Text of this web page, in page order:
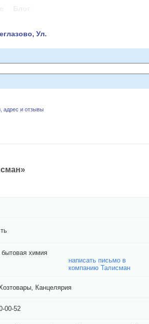
Ул.
адрес и отзывы
бытовая химия
написать письмо в
компанию Талисман
Канцелярия
00-52